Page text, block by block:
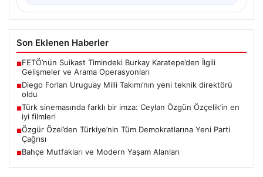
Son Eklenen Haberler
■FETÖ’nün Suikast Timindeki Burkay Karatepe’den İlgili
Gelişmeler ve Arama Operasyonları
■Diego Forlan Uruguay Milli Takımı’nın yeni teknik direktörü
oldu
■Türk sinemasında farklı bir imza: Ceylan Özgün Özçelik’in en
iyi filmleri
■Özgür Özel’den Türkiye’nin Tüm Demokratlarına Yeni Parti
Çağrısı
■Bahçe Mutfakları ve Modern Yaşam Alanları